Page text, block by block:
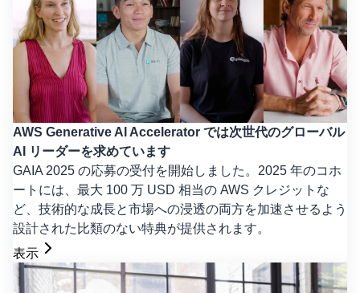
AWS Generative AI Accelerator では次世代のグローバル
AI リーダーを求めています
GAIA 2025 の応募の受付を開始しました。2025 年のコホ
ートには、最大 100 万 USD 相当の AWS クレジットな
ど、技術的な成長と市場への浸透の両方を加速させるよう
設計された比類のない特典が提供されます。
表示